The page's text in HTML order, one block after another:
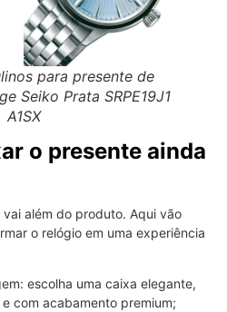
para presente de
Seiko Prata SRPE19J1
A1SX
o presente ainda
além do produto. Aqui vão
o relógio em uma experiência
escolha uma caixa elegante,
com acabamento premium;